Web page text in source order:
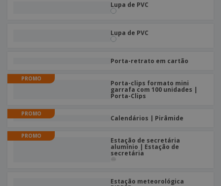
Lupa de PVC
Lupa de PVC
Porta-retrato em cartão
PROMO
Porta-clips formato mini
garrafa com 100 unidades |
Porta-Clips
PROMO
Calendários | Pirâmide
PROMO
Estação de secretária
alumínio | Estação de
secretária
Estação meteorológica